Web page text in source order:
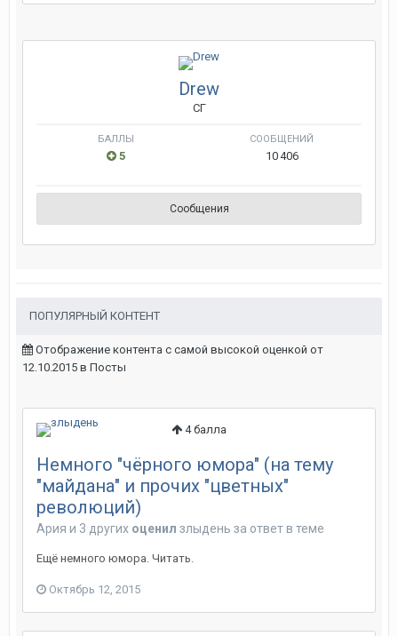
Drew
СГ
БАЛЛЫ
5
СООБЩЕНИЙ
10 406
Сообщения
ПОПУЛЯРНЫЙ КОНТЕНТ
Отображение контента с самой высокой оценкой от
12.10.2015 в Посты
4балла
Немного "чёрного юмора" (на тему
"майдана" и прочих "цветных"
революций)
Ария и 3 других оценил злыдень за ответ в теме
Ещё немного юмора. Читать.
Октябрь 12, 2015